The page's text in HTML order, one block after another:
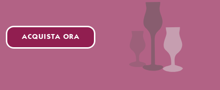
ACQUISTA ORA